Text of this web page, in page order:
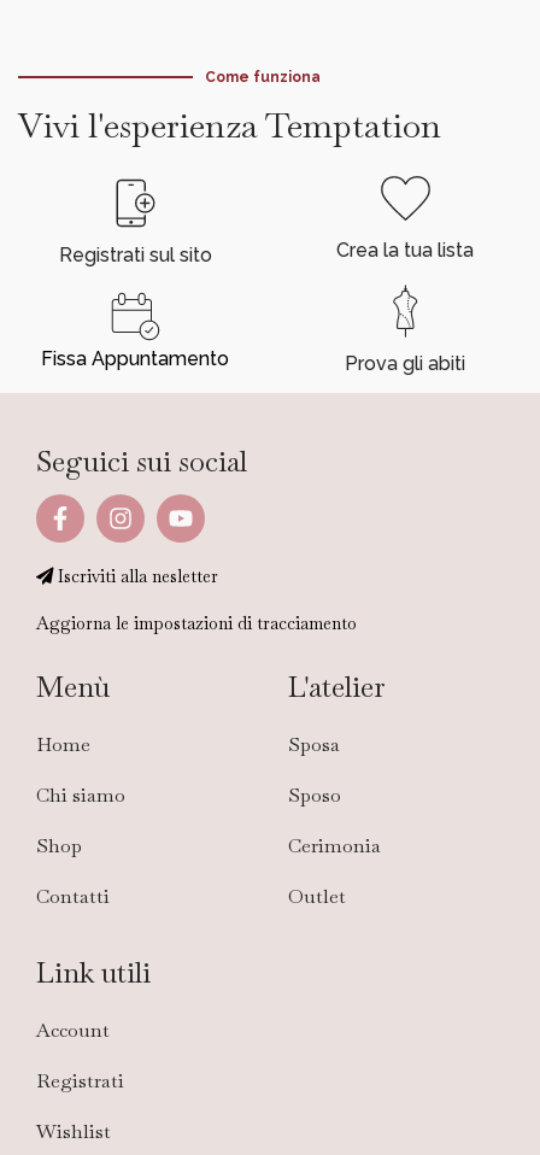
Come funziona
Vivi l'esperienza Temptation
Registrati sul sito
Fissa Appuntamento
Crea la tua lista
Prova gli abiti
Seguici sui social
Iscriviti alla nesletter
Aggiorna le impostazioni di tracciamento
Menù
Home
Chi siamo
Shop
Contatti
L'atelier
Sposa
Sposo
Cerimonia
Outlet
Link utili
Account
Registrati
Wishlist